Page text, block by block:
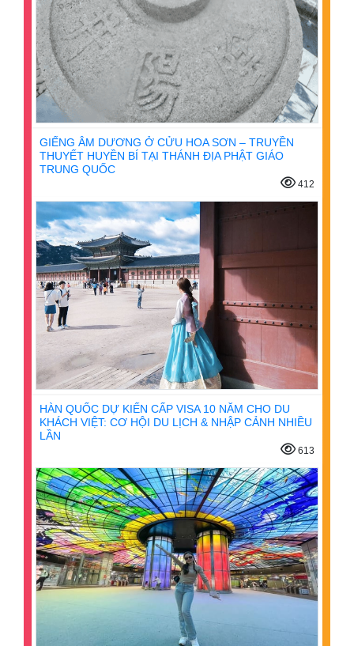
GIẾNG ÂM DƯƠNG Ở CỬU HOA SƠN – TRUYỀN
THUYẾT HUYỀN BÍ TẠI THÁNH ĐỊA PHẬT GIÁO
TRUNG QUỐC
412
HÀN QUỐC DỰ KIẾN CẤP VISA 10 NĂM CHO DU
KHÁCH VIỆT: CƠ HỘI DU LỊCH & NHẬP CẢNH NHIỀU
LẦN
613